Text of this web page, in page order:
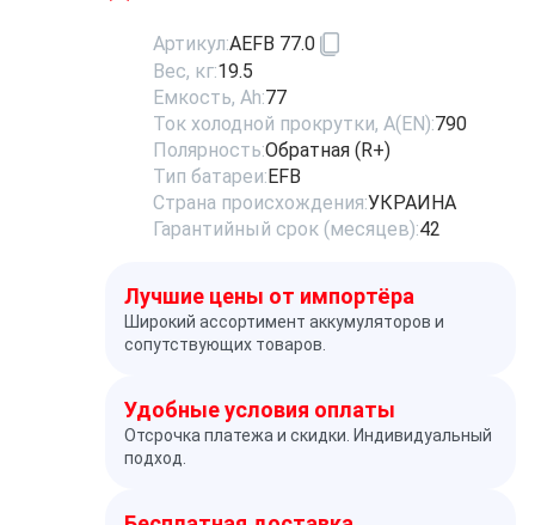
Артикул:AEFB 77.0
Вес, кг:19.5
Емкость, Ah:77
Ток холодной прокрутки, A(EN):790
Полярность:Обратная (R+)
Тип батареи:EFB
Страна происхождения:УКРАИНА
Гарантийный срок (месяцев):42
Лучшие цены от импортёра
Широкий ассортимент аккумуляторов и
сопутствующих товаров.
Удобные условия оплаты
Отсрочка платежа и скидки. Индивидуальный
подход.